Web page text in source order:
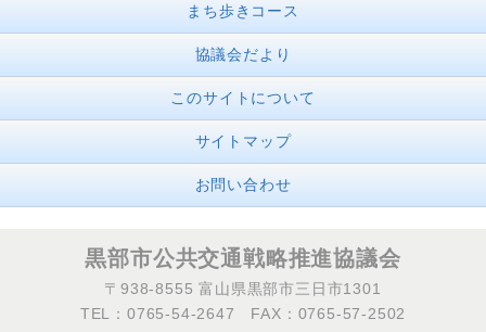
まち歩きコース
協議会だより
このサイトについて
サイトマップ
お問い合わせ
黒部市公共交通戦略推進協議会
〒938-8555 富山県黒部市三日市1301
TEL：0765-54-2647 FAX：0765-57-2502